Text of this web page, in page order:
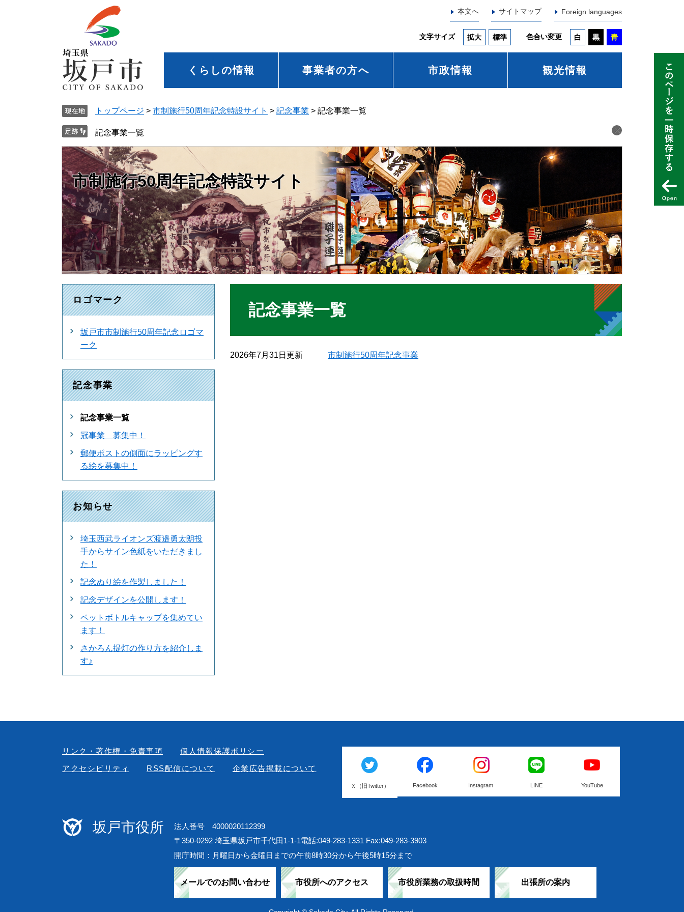
本文へ サイトマップ Foreign languages
文字サイズ 拡大 標準 色合い変更 白 黒 青
くらしの情報 事業者の方へ 市政情報 観光情報
トップページ > 市制施行50周年記念特設サイト > 記念事業 > 記念事業一覧
記念事業一覧
市制施行50周年記念特設サイト
記念事業一覧
2026年7月31日更新 市制施行50周年記念事業
ロゴマーク
坂戸市市制施行50周年記念ロゴマ
ーク
記念事業
記念事業一覧
冠事業 募集中！
郵便ポストの側面にラッピングす
る絵を募集中！
お知らせ
埼玉西武ライオンズ渡邉勇太朗投
手からサイン色紙をいただきまし
た！
記念ぬり絵を作製しました！
記念デザインを公開します！
ペットボトルキャップを集めてい
ます！
さかろん提灯の作り方を紹介しま
す♪
リンク・著作権・免責事項
個人情報保護ポリシー
アクセシビリティ
RSS配信について 企業広告掲載について
Ｘ（旧Twitter） Facebook Instagram LINE YouTube
坂戸市役所
法人番号 4000020112399
〒350-0292 埼玉県坂戸市千代田1-1-1電話:049-283-1331 Fax:049-283-3903
開庁時間：月曜日から金曜日までの午前8時30分から午後5時15分まで
メールでのお問い合わせ 市役所へのアクセス 市役所業務の取扱時間 出張所の案内